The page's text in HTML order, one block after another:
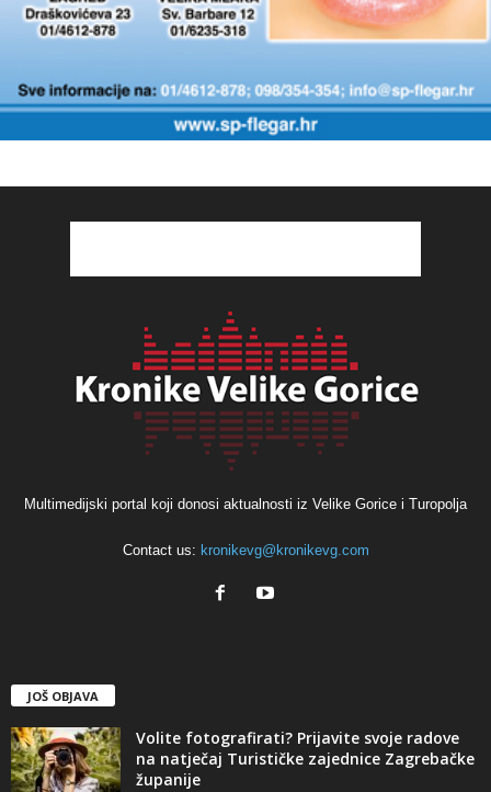
Multimedijski portal koji donosi aktualnosti iz Velike Gorice i Turopolja
Contact us: kronikevg@kronikevg.com
JOŠ OBJAVA
Volite fotografirati? Prijavite svoje radove
na natječaj Turističke zajednice Zagrebačke
županije